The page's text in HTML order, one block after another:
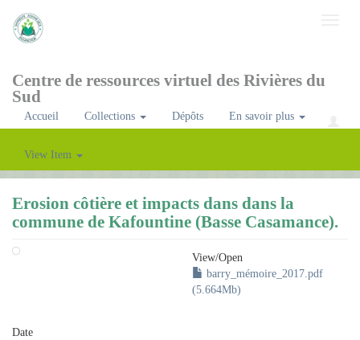
Centre de ressources virtuel des Rivières du
Sud
Accueil Collections Dépôts En savoir plus
View Item
Erosion côtière et impacts dans dans la
commune de Kafountine (Basse Casamance).
View/Open
barry_mémoire_2017.pdf
(5.664Mb)
Date